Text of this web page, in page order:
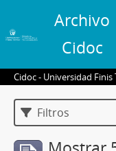
Archivo
Cidoc
Cidoc - Universidad Finis
Filtros